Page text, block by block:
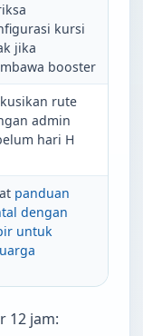
kursi
jika
booster
rute
admin
hari H
panduan
dengan
untuk
12 jam: